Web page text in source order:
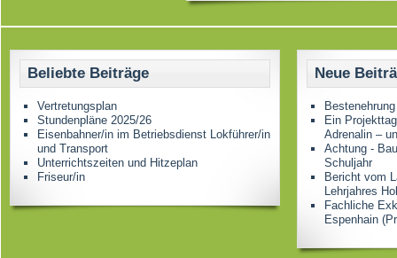
Beliebte Beiträge
Vertretungsplan
Stundenpläne 2025/26
Eisenbahner/in im Betriebsdienst Lokführer/in
und Transport
Unterrichtszeiten und Hitzeplan
Friseur/in
Neue
Ein
Adrenalin –
Achtung -
Schuljahr
Bericht vom
Lehrjahres
Fachliche
Espenhain